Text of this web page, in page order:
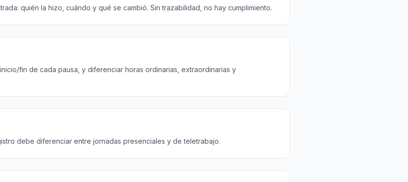
quién la hizo, cuándo y qué se cambió. Sin trazabilidad, no hay cumplimiento.
fin de cada pausa, y diferenciar horas ordinarias, extraordinarias y
debe diferenciar entre jornadas presenciales y de teletrabajo.